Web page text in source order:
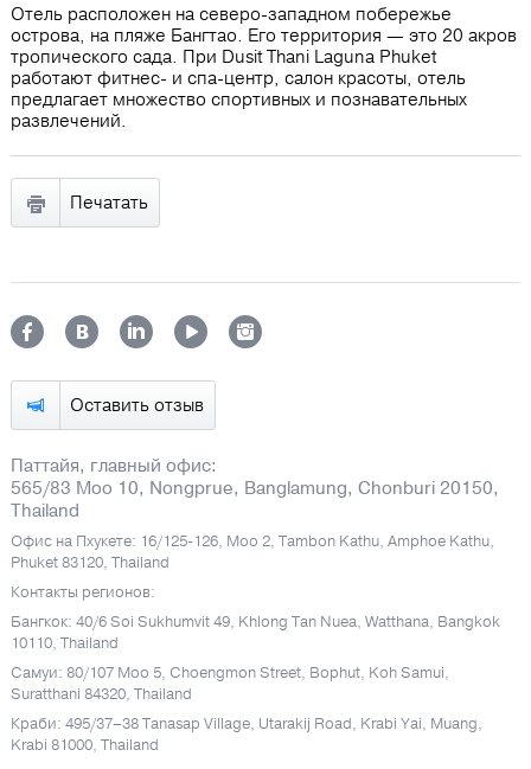
Оставить отзыв
Паттайя, главный офис:
565/83 Moo 10, Nongprue, Banglamung, Chonburi 20150,
Thailand
Офис на Пхукете: 16/125-126, Moo 2, Tambon Kathu, Amphoe Kathu,
Phuket 83120, Thailand
Контакты регионов:
Бангкок: 40/6 Soi Sukhumvit 49, Khlong Tan Nuea, Watthana, Bangkok
10110, Thailand
Самуи: 80/107 Moo 5, Choengmon Street, Bophut, Koh Samui,
Suratthani 84320, Thailand
Краби: 495/37–38 Tanasap Village, Utarakij Road, Krabi Yai, Muang,
Krabi 81000, Thailand
Отель расположен на северо-западном побережье
острова, на пляже Бангтао. Его территория — это 20 акров
тропического сада. При Dusit Thani Laguna Phuket
работают фитнес- и спа-центр, салон красоты, отель
предлагает множество спортивных и познавательных
развлечений.
Печатать